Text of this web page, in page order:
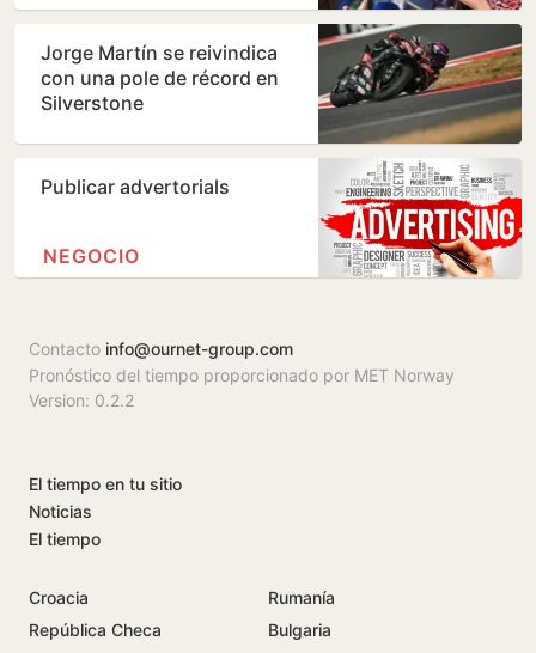
Jorge Martín se reivindica
con una pole de récord en
Silverstone
Publicar advertorials
NEGOCIO
Contacto info@ournet-group.com
Pronóstico del tiempo proporcionado por MET Norway
Version: 0.2.2
El tiempo en tu sitio
Noticias
El tiempo
Croacia
Rumanía
República Checa
Bulgaria